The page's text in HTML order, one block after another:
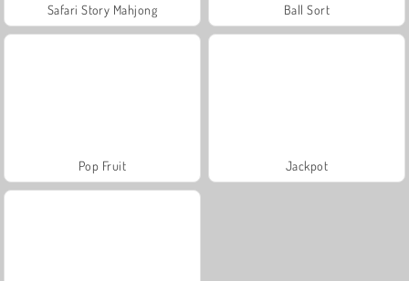
Safari Story Mahjong Ball Sort
Pop Fruit Jackpot